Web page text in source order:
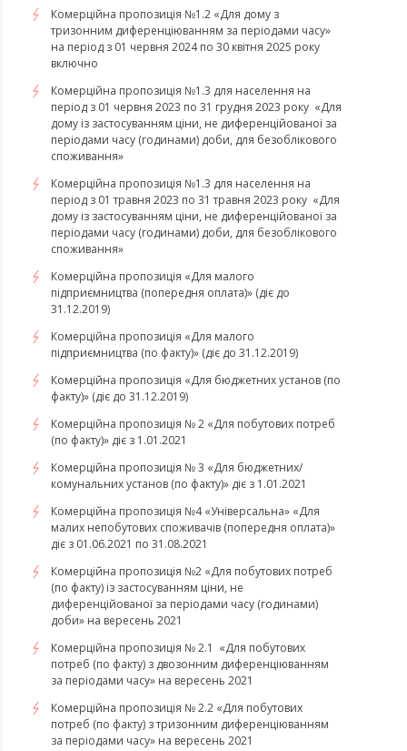
Комерційна пропозиція №1.2 «Для дому з
тризонним диференціюванням за періодами часу»
на період з 01 червня 2024 по 30 квітня 2025 року
включно
​​​​​​​Комерційна пропозиція №1.3 для населення на
період з 01 червня 2023 по 31 грудня 2023 року «Для
дому із застосуванням ціни, не диференційованої за
періодами часу (годинами) доби, для безоблікового
споживання»
​​​​​​​Комерційна пропозиція №1.3 для населення на
період з 01 травня 2023 по 31 травня 2023 року «Для
дому із застосуванням ціни, не диференційованої за
періодами часу (годинами) доби, для безоблікового
споживання»
Комерційна пропозиція «Для малого
підприємництва (попередня оплата)» (діє до
31.12.2019)
Комерційна пропозиція «Для малого
підприємництва (по факту)» (діє до 31.12.2019)
Комерційна пропозиція «Для бюджетних установ (по
факту)» (діє до 31.12.2019)
Комерційна пропозиція № 2 «Для побутових потреб
(по факту)» діє з 1.01.2021
Комерційна пропозиція № 3 «Для бюджетних/
комунальних установ (по факту)» діє з 1.01.2021
Комерційна пропозиція №4 «Універсальна» «Для
малих непобутових споживачів (попередня оплата)»
діє з 01.06.2021 по 31.08.2021
Комерційна пропозиція №2 «Для побутових потреб
(по факту) із застосуванням ціни, не
диференційованої за періодами часу (годинами)
доби» на вересень 2021
Комерційна пропозиція № 2.1 «Для побутових
потреб (по факту) з двозонним диференціюванням
за періодами часу» на вересень 2021
Комерційна пропозиція № 2.2 «Для побутових
потреб (по факту) з тризонним диференціюванням
за періодами часу» на вересень 2021